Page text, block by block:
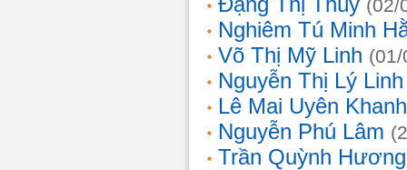
(02/
Nghiêm Tú Minh
Võ Thị Mỹ Linh
Nguyễn Thị Lý Linh
Lê Mai Uyên Khanh
Nguyễn Phú Lâm
Trần Quỳnh Hương